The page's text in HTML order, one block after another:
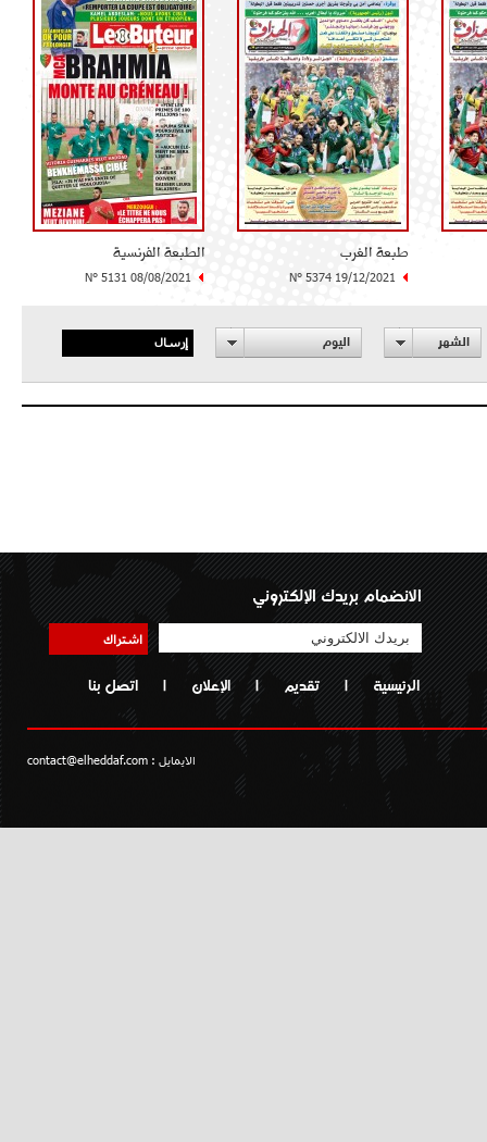
طبعة الغرب
N° 5374 19/12/2021
الطبعة الفرنسية
N° 5131 08/08/2021
الشهر اليوم إرسال
الانضمام بريدك الإلكتروني
اشتراك
الرئيسية | تقديم | الإعلان | اتصل بنا
الايمايل : contact@elheddaf.com